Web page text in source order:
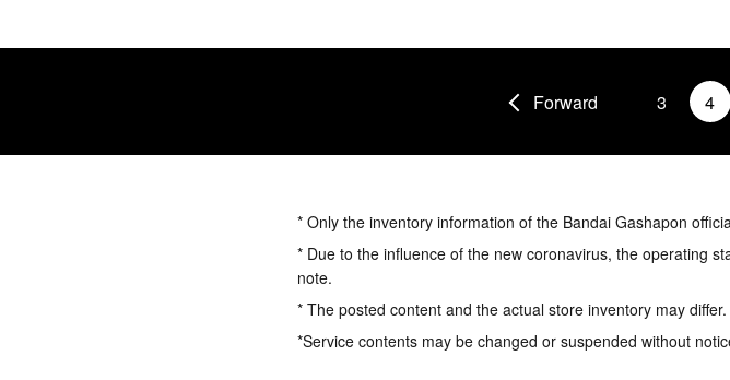
Forward 3 4
* Only the inventory information of the Bandai Gashapon
* Due to the influence of the new coronavirus, the operating
note.
* The posted content and the actual store inventory may differ.
*Service contents may be changed or suspended without